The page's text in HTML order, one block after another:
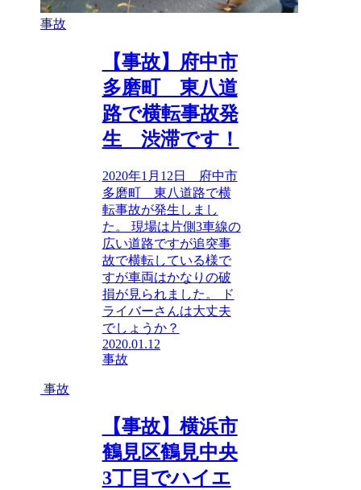
事故
【事故】府中市
多磨町 東八道
路で横転事故発
生 渋滞です！
2020年1月12日 府中市
多磨町 東八道路で横
転事故が発生しまし
た。 現場は片側3車線の
広い道路ですが追突事
故で横転している様で
すが車両はかなりの破
損が見られました。 ド
ライバーさんは大丈夫
でしょうか？
2020.01.12
事故
事故
【事故】横浜市
鶴見区鶴見中央
3丁目でハイエ